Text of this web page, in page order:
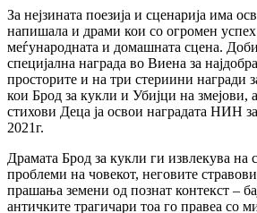
За нејзината поезија и сценарија има
напишала и драми кои со огромен успех
меѓународната и домашната сцена.
специјална награда во Виена за
просторите и на три стериини награди
кои Брод за кукли и Убијци на змејови,
стихови Деца ја освои наградата НИН
2021г.
Драмата Брод за кукли ги извлекува на
проблеми на човекот, неговите
прашања земени од познат контекст –
античките трагичари тоа го правеа со